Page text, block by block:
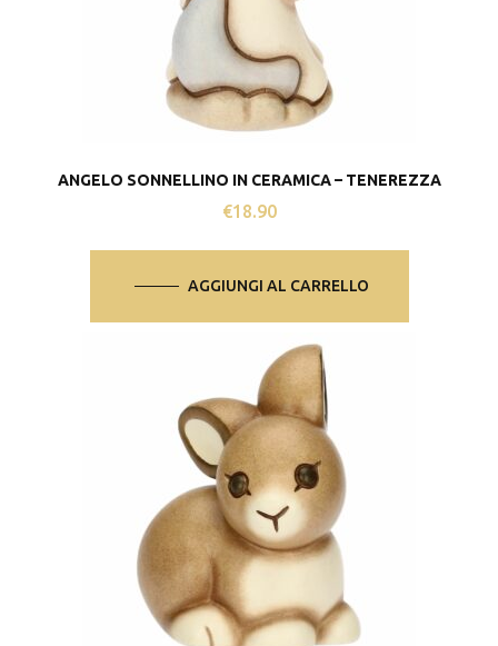
ANGELO SONNELLINO IN CERAMICA – TENEREZZA
€18.90
AGGIUNGI AL CARRELLO